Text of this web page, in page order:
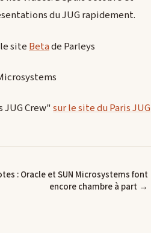
du JUG rapidement.
site Betade Parleys
JUG Crew"sur le site du Paris JUG
: Oracle et SUN Microsystems font
encore chambre à part →